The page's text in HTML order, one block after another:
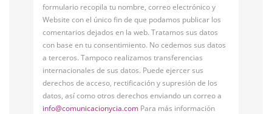
formulario recopila tu nombre, correo electrónico y
Website con el único fin de que podamos publicar los
comentarios dejados en la web. Tratamos sus datos
con base en tu consentimiento. No cedemos sus datos
a terceros. Tampoco realizamos transferencias
internacionales de sus datos. Puede ejercer sus
derechos de acceso, rectificación y supresión de los
datos, así como otros derechos enviando un correo a
info@comunicacionycia.com Para más información